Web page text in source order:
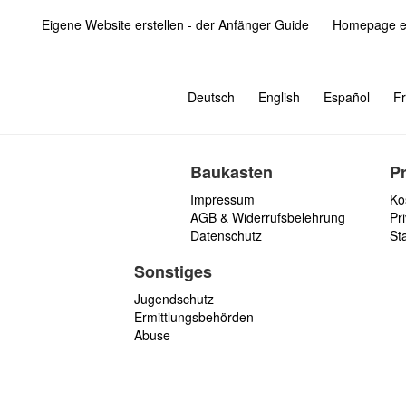
Eigene Website erstellen - der Anfänger Guide Homepage
Deutsch English Español
Baukasten
Impressum
AGB & Widerrufsbelehrung
Datenschutz
Sonstiges
Jugendschutz
Ermittlungsbehörden
Abuse